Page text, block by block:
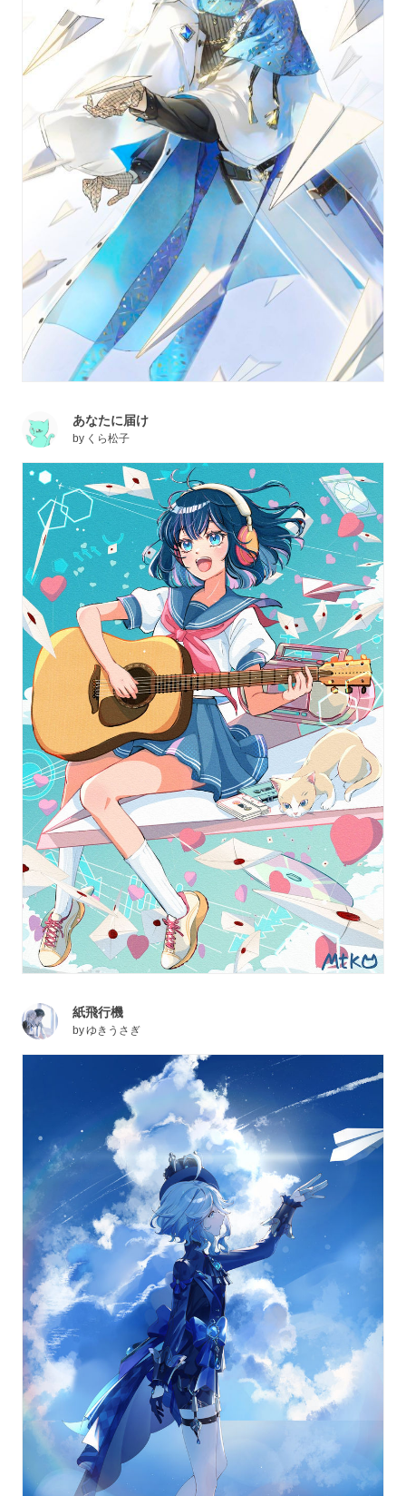
あなたに届け
by くら松子
紙飛行機
byゆきうさぎ